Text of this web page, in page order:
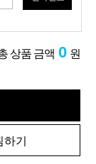
상품 금액 0 원
하기